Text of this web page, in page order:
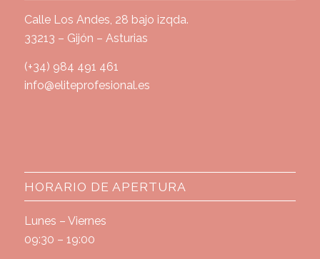
Calle Los Andes, 28 bajo izqda.
33213 – Gijón – Asturias
(+34) 984 491 461
info@eliteprofesional.es
HORARIO DE APERTURA
Lunes – Viernes
09:30 – 19:00